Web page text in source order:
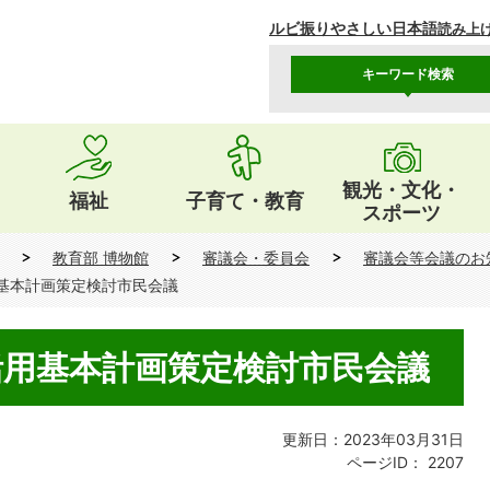
ルビ振りやさしい日本語読み上
キーワード検索
福祉 子育て・教育
観光・文化・
スポーツ
教育部 博物館 審議会・委員会
審議会等会議のお
本計画策定検討市民会議
基本計画策定検討市民会議
更新日：2023年03月31日
ページID：
2207